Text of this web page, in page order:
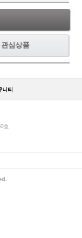
관심상품
니티
호